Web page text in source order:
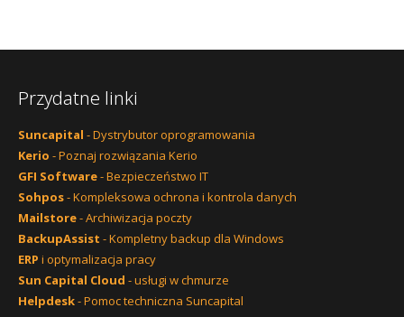
Przydatne linki
Suncapital - Dystrybutor oprogramowania
Kerio - Poznaj rozwiązania Kerio
GFI Software- Bezpieczeństwo IT
Sohpos- Kompleksowa ochrona i kontrola danych
Mailstore- Archiwizacja poczty
BackupAssist - Kompletny backup dla Windows
ERP i optymalizacja pracy
Sun Capital Cloud - usługi w chmurze
Helpdesk- Pomoc techniczna Suncapital